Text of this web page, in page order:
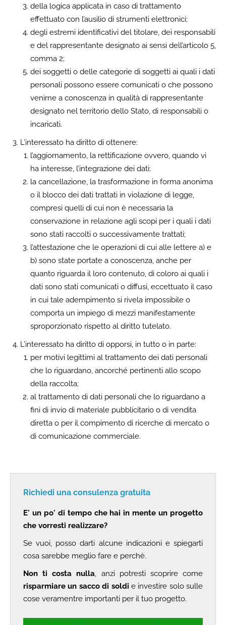
della logica applicata in caso di trattamento
effettuato con l’ausilio di strumenti elettronici;
degli estremi identificativi del titolare, dei responsabili
e del rappresentante designato ai sensi dell’articolo 5,
comma 2;
dei soggetti o delle categorie di soggetti ai quali i dati
personali possono essere comunicati o che possono
venirne a conoscenza in qualità di rappresentante
designato nel territorio dello Stato, di responsabili o
incaricati.
L’interessato ha diritto di ottenere:
l’aggiornamento, la rettificazione ovvero, quando vi
ha interesse, l’integrazione dei dati;
la cancellazione, la trasformazione in forma anonima
o il blocco dei dati trattati in violazione di legge,
compresi quelli di cui non è necessaria la
conservazione in relazione agli scopi per i quali i dati
sono stati raccolti o successivamente trattati;
l’attestazione che le operazioni di cui alle lettere a) e
b) sono state portate a conoscenza, anche per
quanto riguarda il loro contenuto, di coloro ai quali i
dati sono stati comunicati o diffusi, eccettuato il caso
in cui tale adempimento si rivela impossibile o
comporta un impiego di mezzi manifestamente
sproporzionato rispetto al diritto tutelato.
L’interessato ha diritto di opporsi, in tutto o in parte:
per motivi legittimi al trattamento dei dati personali
che lo riguardano, ancorché pertinenti allo scopo
della raccolta;
al trattamento di dati personali che lo riguardano a
fini di invio di materiale pubblicitario o di vendita
diretta o per il compimento di ricerche di mercato o
di comunicazione commerciale.
Richiedi una consulenza gratuita
E' un po' di tempo che hai in mente un progetto
che vorresti realizzare?
Se vuoi, posso darti alcune indicazioni e spiegarti
cosa sarebbe meglio fare e perchè.
Non ti costa nulla, anzi potresti scoprire come
risparmiare un sacco di soldi e investire solo sulle
cose veramentre importanti per il tuo progetto.